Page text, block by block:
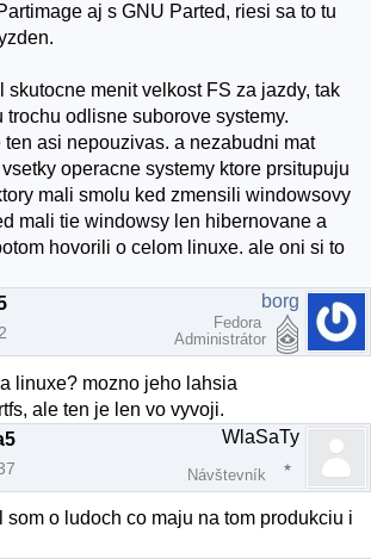
aj s GNU Parted, riesi sa to tu
skutocne menit velkost FS za jazdy, tak
trochu odlisne suborove systemy.
asi nepouzivas. a nezabudni mat
operacne systemy ktore prsitupuju
mali smolu ked zmensili windowsovy
mali tie windowsy len hibernovane a
hovorili o celom linuxe. ale oni si to
borg
Fedora
Administrátor
linuxe? mozno jeho lahsia
ale ten je len vo vyvoji.
WlaSaTy
Návštevník
som o ludoch co maju na tom produkciu i